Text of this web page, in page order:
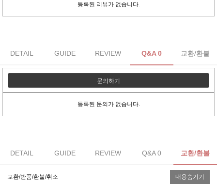
등록된 리뷰가 없습니다.
DETAIL GUIDE REVIEW Q&A 0 교환/환불
문의하기
등록된 문의가 없습니다.
DETAIL GUIDE REVIEW Q&A 0 교환/환불
교환/반품/환불/취소 내용숨기기